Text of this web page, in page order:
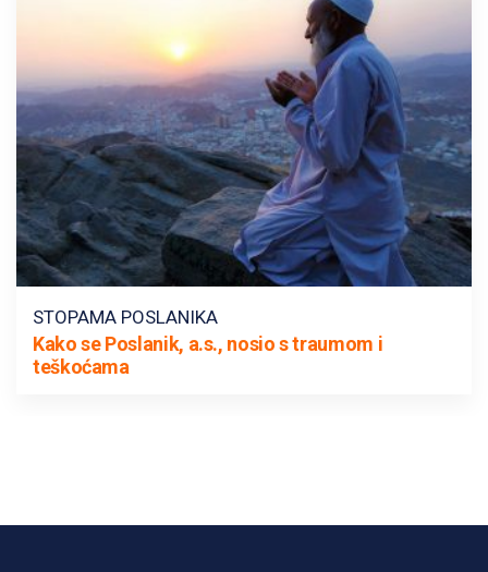
STOPAMA POSLANIKA
Kako se Poslanik, a.s., nosio s traumom i
teškoćama